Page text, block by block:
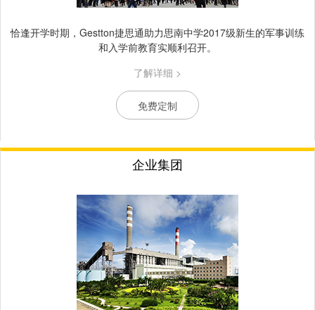
恰逢开学时期，Gestton捷思通助力思南中学2017级新生的军事训练
和入学前教育实顺利召开。
了解详细 >
免费定制
企业集团